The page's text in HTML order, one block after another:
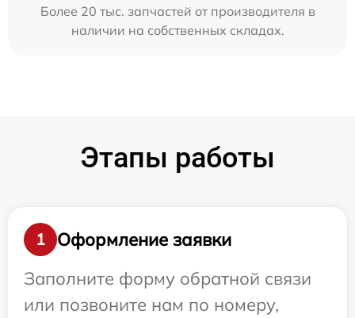
Более 20 тыс. запчастей от производителя в
наличии на собственных складах.
Этапы работы
1
Оформление заявки
Заполните форму обратной связи
или позвоните нам по номеру,